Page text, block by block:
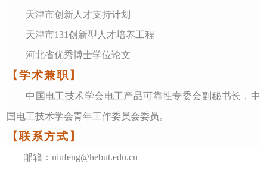
天津市创新人才支持计划
天津市131创新型人才培养工程
河北省优秀博士学位论文
【学术兼职】
中国电工技术学会电工产品可靠性专委会副秘书长 ， 中
国电工技术学会青年工作委员会委员。
【联系方式】
邮箱：niufeng@hebut.edu.cn